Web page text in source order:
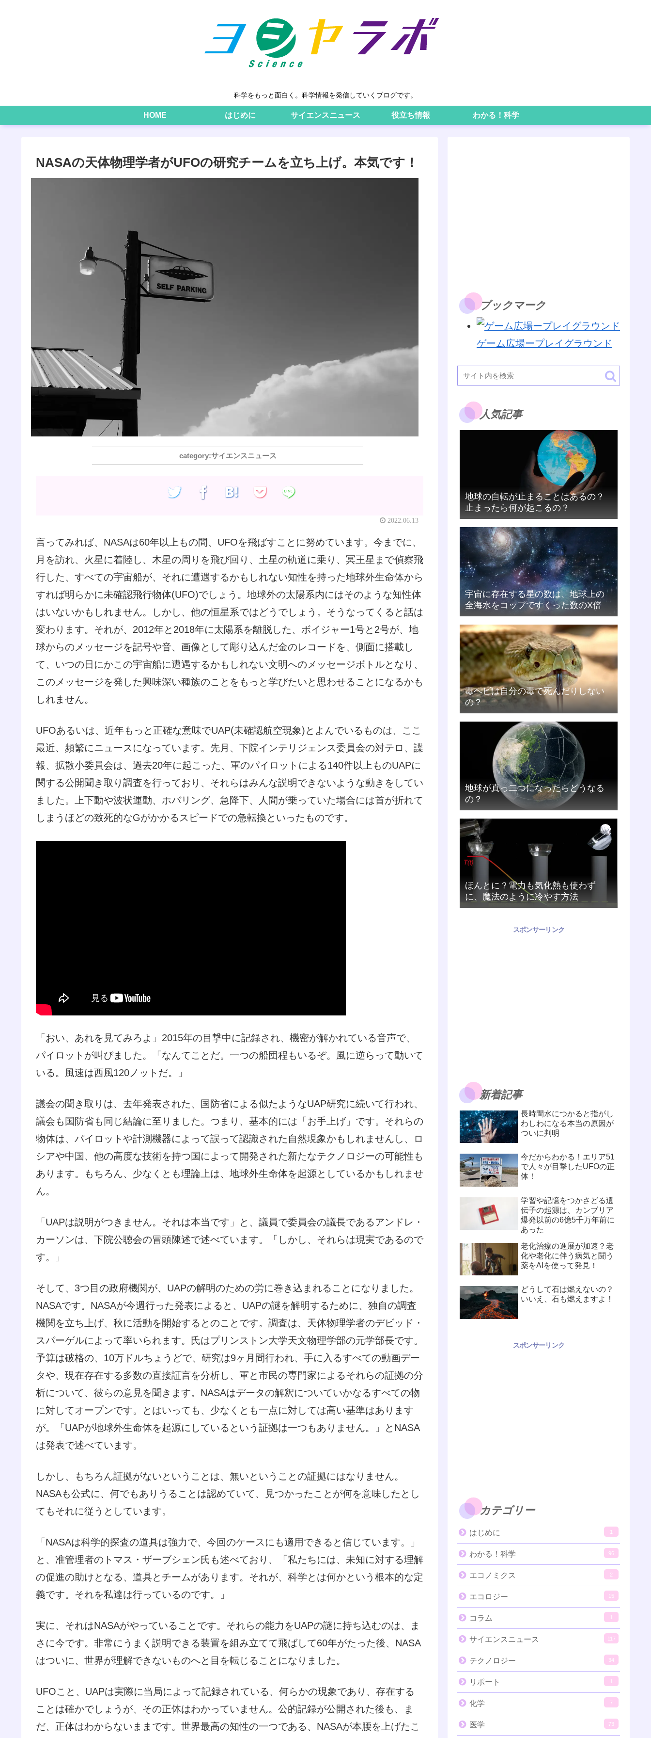
科学をもっと面白く。科学情報を発信していくブログです。
HOME はじめに サイエンスニュース 役立ち情報 わかる！科学
NASAの天体物理学者がUFOの研究チームを立ち上げ。本気です！
サイエンスニュース
2022.06.13
言ってみれば、NASAは60年以上もの間、UFOを飛ばすことに努めています。今までに、
月を訪れ、火星に着陸し、木星の周りを飛び回り、土星の軌道に乗り、冥王星まで偵察飛
行した、すべての宇宙船が、それに遭遇するかもしれない知性を持った地球外生命体から
すれば明らかに未確認飛行物体(UFO)でしょう。地球外の太陽系内にはそのような知性体
はいないかもしれません。しかし、他の恒星系ではどうでしょう。そうなってくると話は
変わります。それが、2012年と2018年に太陽系を離脱した、ボイジャー1号と2号が、地
球からのメッセージを記号や音、画像として彫り込んだ金のレコードを、側面に搭載し
て、いつの日にかこの宇宙船に遭遇するかもしれない文明へのメッセージボトルとなり、
このメッセージを発した興味深い種族のことをもっと学びたいと思わせることになるかも
しれません。
UFOあるいは、近年もっと正確な意味でUAP(未確認航空現象)とよんでいるものは、ここ
最近、頻繁にニュースになっています。先月、下院インテリジェンス委員会の対テロ、諜
報、拡散小委員会は、過去20年に起こった、軍のパイロットによる140件以上ものUAPに
関する公開聞き取り調査を行っており、それらはみんな説明できないような動きをしてい
ました。上下動や波状運動、ホバリング、急降下、人間が乗っていた場合には首が折れて
しまうほどの致死的なGがかかるスピードでの急転換といったものです。
「おい、あれを見てみろよ」2015年の目撃中に記録され、機密が解かれている音声で、
パイロットが叫びました。「なんてことだ。一つの船団程もいるぞ。風に逆らって動いて
いる。風速は西風120ノットだ。」
議会の聞き取りは、去年発表された、国防省による似たようなUAP研究に続いて行われ、
議会も国防省も同じ結論に至りました。つまり、基本的には「お手上げ」です。それらの
物体は、パイロットや計測機器によって誤って認識された自然現象かもしれませんし、ロ
シアや中国、他の高度な技術を持つ国によって開発された新たなテクノロジーの可能性も
あります。もちろん、少なくとも理論上は、地球外生命体を起源としているかもしれませ
ん。
「UAPは説明がつきません。それは本当です」と、議員で委員会の議長であるアンドレ・
カーソンは、下院公聴会の冒頭陳述で述べています。「しかし、それらは現実であるので
す。」
そして、3つ目の政府機関が、UAPの解明のための労に巻き込まれることになりました。
NASAです。NASAが今週行った発表によると、UAPの謎を解明するために、独自の調査
機関を立ち上げ、秋に活動を開始するとのことです。調査は、天体物理学者のデビッド・
スパーゲルによって率いられます。氏はプリンストン大学天文物理学部の元学部長です。
予算は破格の、10万ドルちょうどで、研究は9ヶ月間行われ、手に入るすべての動画デー
タや、現在存在する多数の直接証言を分析し、軍と市民の専門家によるそれらの証拠の分
析について、彼らの意見を聞きます。NASAはデータの解釈についていかなるすべての物
に対してオープンです。とはいっても、少なくとも一点に対しては高い基準はあります
が。「UAPが地球外生命体を起源にしているという証拠は一つもありません。」とNASA
は発表で述べています。
しかし、もちろん証拠がないということは、無いということの証拠にはなりません。
NASAも公式に、何でもありうることは認めていて、見つかったことが何を意味したとし
てもそれに従うとしています。
「NASAは科学的探査の道具は強力で、今回のケースにも適用できると信じています。」
と、准管理者のトマス・ザーブシェン氏も述べており、「私たちには、未知に対する理解
の促進の助けとなる、道具とチームがあります。それが、科学とは何かという根本的な定
義です。それを私達は行っているのです。」
実に、それはNASAがやっていることです。それらの能力をUAPの謎に持ち込むのは、ま
さに今です。非常にうまく説明できる装置を組み立てて飛ばして60年がたった後、NASA
はついに、世界が理解できないものへと目を転じることになりました。
UFOこと、UAPは実際に当局によって記録されている、何らかの現象であり、存在する
ことは確かでしょうが、その正体はわかっていません。公的記録が公開された後も、ま
だ、正体はわからないままです。世界最高の知性の一つである、NASAが本腰を上げたこ
ブックマーク
ゲーム広場ープレイグラウンド
人気記事
地球の自転が止まることはあるの？
止まったら何が起こるの？
宇宙に存在する星の数は、地球上の
全海水をコップですくった数のX倍
毒ヘビは自分の毒で死んだりしない
の？
地球が真っ二つになったらどうなる
の？
ほんとに？電力も気化熱も使わず
に、魔法のように冷やす方法
スポンサーリンク
新着記事
長時間水につかると指がし
わしわになる本当の原因が
ついに判明
今だからわかる！エリア51
で人々が目撃したUFOの正
体！
学習や記憶をつかさどる遺
伝子の起源は、カンブリア
爆発以前の6億5千万年前に
あった
老化治療の進展が加速？老
化や老化に伴う病気と闘う
薬をAIを使って発見！
どうして石は燃えないの？
いいえ、石も燃えますよ！
スポンサーリンク
カテゴリー
はじめに 1
わかる！科学 96
エコノミクス 2
エコロジー 15
コラム 1
サイエンスニュース 117
テクノロジー 34
リポート 1
化学 7
医学 73